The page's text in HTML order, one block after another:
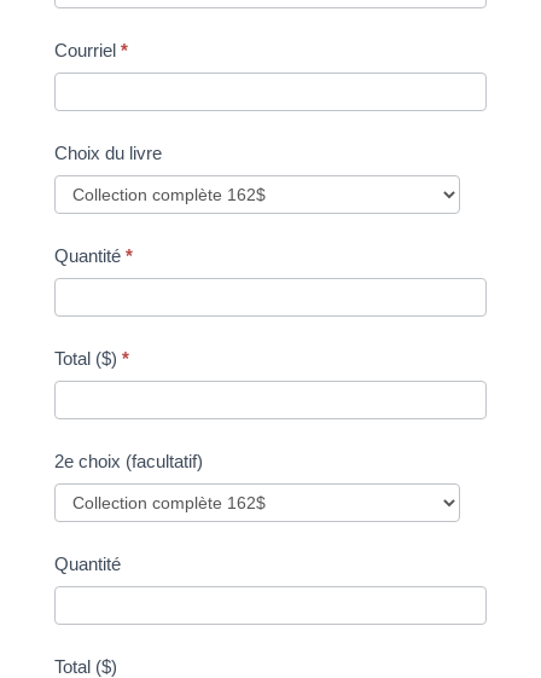
Courriel *
Choix du livre
Quantité *
Total ($) *
2e choix (facultatif)
Quantité
Total ($)